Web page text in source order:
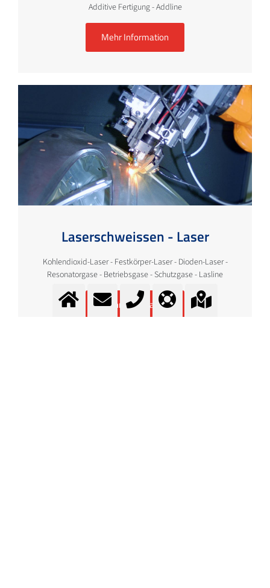
Additive Fertigung - Addline
Mehr Information
Laserschweissen - Laser
Kohlendioxid-Laser - Festkörper-Laser - Dioden-Laser -
Resonatorgase - Betriebsgase - Schutzgase - Lasline
Mehr Information